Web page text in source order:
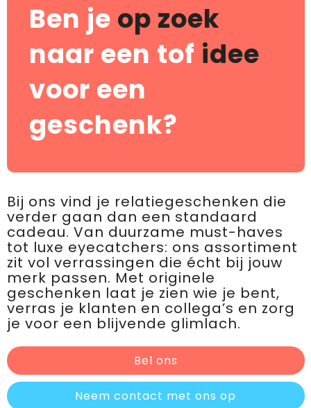
Ben je op zoek
naar een tof idee
voor een
geschenk?
Bij ons vind je relatiegeschenken die
verder gaan dan een standaard
cadeau. Van duurzame must-haves
tot luxe eyecatchers: ons assortiment
zit vol verrassingen die écht bij jouw
merk passen. Met originele
geschenken laat je zien wie je bent,
verras je klanten en collega’s en zorg
je voor een blijvende glimlach.
Bel ons
Neem contact met ons op